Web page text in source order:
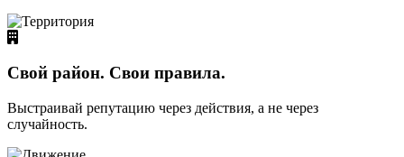
Свой район. Свои правила.
Выстраивай репутацию через действия, а не через
случайность.